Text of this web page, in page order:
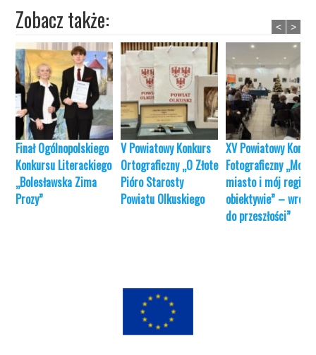
Zobacz także:
Finał Ogólnopolskiego
Konkursu Literackiego
„Bolesławska Zima
Prozy”
V Powiatowy Konkurs
Ortograficzny „O Złote
Pióro Starosty
Powiatu Olkuskiego
XV Powiatowy
Fotograficzny „Moje
miasto i mój region
obiektywie” –
do przeszłości”
< >